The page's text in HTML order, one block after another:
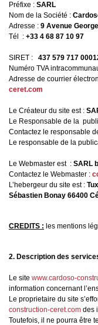
Préfixe : SARL
Nom de la Société :
Adresse : 9 Avenue
Tél : +33 4 68 87 10 97
SIRET : 437 579 717
Numéro TVA
Adresse de courrier
ceret.com
Le Créateur du site est :
Le Responsable de la
Contactez le responsable
Le responsable de la
Le Webmaster est : SARL
Contactez le Webmaster :
L’hebergeur du site est :
Sébastien Bonay 66400
CREDITS : les mentions
2. Description des
Le site www.cardoso-
information concernant
Le proprietaire du site
construction-ceret.com des
Toutefois, il ne pourra être